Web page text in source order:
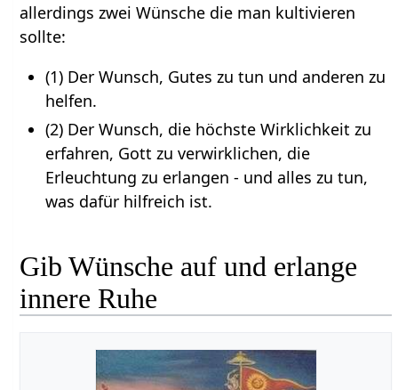
allerdings zwei Wünsche die man kultivieren
sollte:
(1) Der Wunsch, Gutes zu tun und anderen zu
helfen.
(2) Der Wunsch, die höchste Wirklichkeit zu
erfahren, Gott zu verwirklichen, die
Erleuchtung zu erlangen - und alles zu tun,
was dafür hilfreich ist.
Gib Wünsche auf und erlange
innere Ruhe